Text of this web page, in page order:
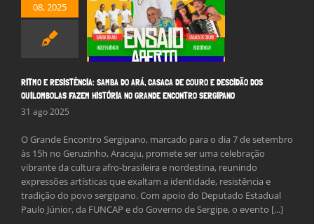
08, 2025
E DESCIDÃO
HISTÓRIA NO
NotíciasRITMO E RESISTÊNCIA: SAMBA DO ARÁ, CASACA DE COURO E DESCIDÃO DOS
QUILOMBOLAS FAZEM HISTÓRIA NO GRANDE ENCONTRO SERGIPANO
31 ago 2025
O Grande Encontro Sergipano, marcado para o dia 7 de setembro
às 15h no Geruzinho, Aracaju, promete ser uma celebração
vibrante da cultura afro-brasileira e nordestina, reunindo
expressões artísticas que exaltam a identidade, resistência e
tradição do povo sergipano. Com apoio do Deputado Estadual
Paulo Júnior, da FUNCAP e do Governo de Sergipe, o evento [...]